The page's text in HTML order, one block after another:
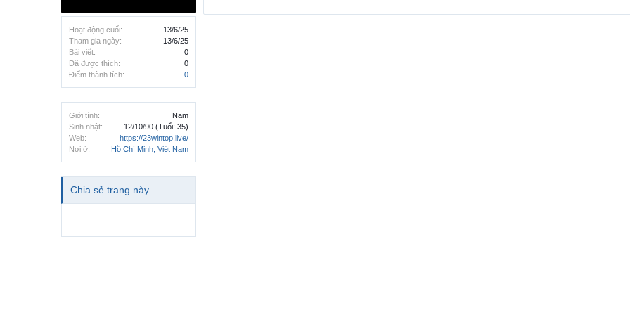
Hoạt động cuối:
13/6/25
Tham gia ngày:
13/6/25
Bài viết:
0
Đã được thích:
0
Điểm thành tích:
0
Giới tính:
Nam
Sinh nhật:
12/10/90 (Tuổi: 35)
Web:
https://23wintop.live/
Nơi ở:
Hồ Chí Minh, Việt Nam
Chia sẻ trang này